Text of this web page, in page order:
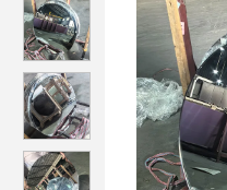
καθρέφτη επεξεργασία κοπής